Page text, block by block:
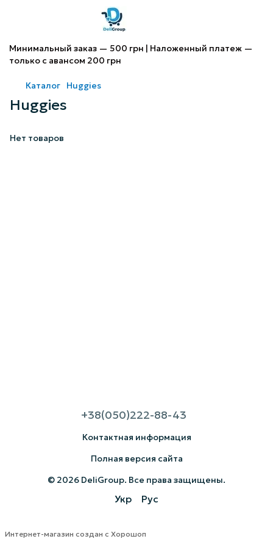
Минимальный заказ — 500 грн | Наложенный платеж —
только с авансом 200 грн
Каталог Huggies
Huggies
Нет товаров
+38(050)222-88-43
Контактная информация
Полная версия сайта
© 2026 DeliGroup. Все права защищены.
Укр Рус
Интернет-магазин создан с Хорошоп